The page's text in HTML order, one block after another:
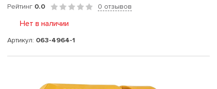
Рейтинг 0.0 0 отзывов
Нет в наличии
Артикул: 063-4964-1